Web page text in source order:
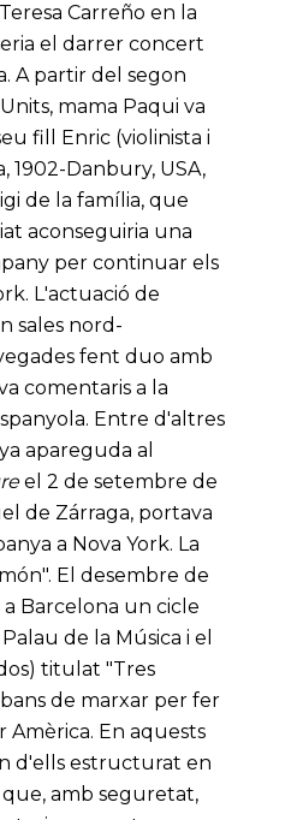
Carreño en la
el darrer concert
A partir del segon
mama Paqui va
fill Enric (violinista i
1902-Danbury, USA,
de la família, que
aconseguiria una
per continuar els
L'actuació de
sales nord-
fent duo amb
comentaris a la
Entre d'altres
apareguda al
el 2 de setembre de
de Zárraga, portava
a Nova York. La
El desembre de
a Barcelona un cicle
de la Música i el
titulat "Tres
de marxar per fer
Amèrica. En aquests
d'ells estructurat en
amb seguretat,